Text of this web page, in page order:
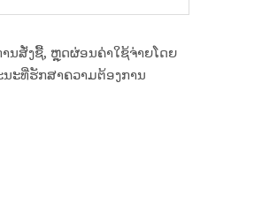
ນສັ່ງຊື້, ຫຼຸດຜ່ອນຄ່າໃຊ້ຈ່າຍໂດຍ
ະທີ່ຮັກສາຄວາມຕ້ອງການ